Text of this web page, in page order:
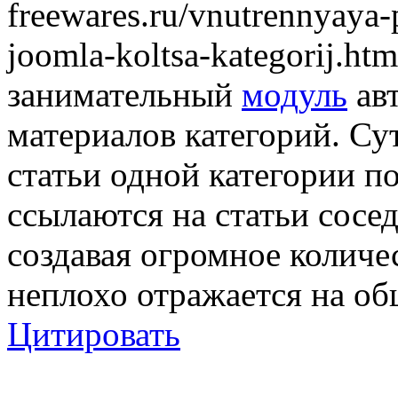
freewares.ru/
joomla-koltsa-
занимательный модуль
материалов категорий.
статьи одной категории
ссылаются на статьи
создавая огромное
неплохо отражается на
Цитировать